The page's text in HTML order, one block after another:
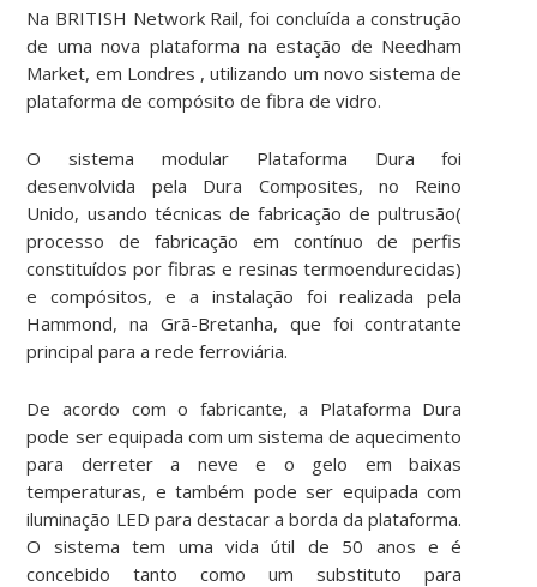
Na BRITISH Network Rail, foi concluída a construção
de uma nova plataforma na estação de Needham
Market, em Londres , utilizando um novo sistema de
plataforma de compósito defibra de vidro.
O sistema modular Plataforma Dura
foi
desenvolvida pela
Dura Composites, no Reino
Unido, usando técnicas de fabricação de pultrusão(
processo de fabricação em contínuo de perfis
constituídos por fibras e resinas termoendurecidas)
ecompósitos, e a instalação foi realizada pela
Hammond, na Grã-Bretanha, que foicontratante
principal para a rede ferroviária.
De acordo com o fabricante, a Plataforma Dura
pode ser equipada com um sistema de aquecimento
para derreter a neve
e o gelo em
baixas
temperaturas, e também pode ser equipada com
iluminação LED para destacar a borda da plataforma.
O sistema tem uma vida útil de 50 anos e é
concebido tanto
como um substituto para